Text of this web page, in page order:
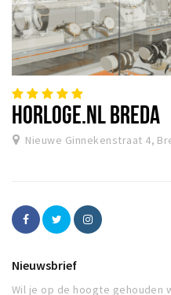
HORLOGE.NL BREDA
Nieuwe Ginnekenstraat 4,
Nieuwsbrief
Wil je op de hoogte gehouden